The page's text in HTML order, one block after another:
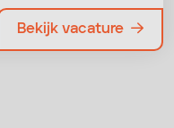
Bekijk vacature